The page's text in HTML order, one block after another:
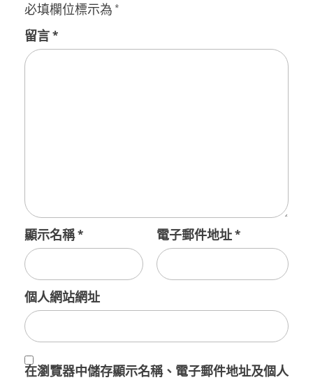
必填欄位標示為 *
留言*
顯示名稱* 電子郵件地址*
個人網站網址
在瀏覽器中儲存顯示名稱、電子郵件地址及個人